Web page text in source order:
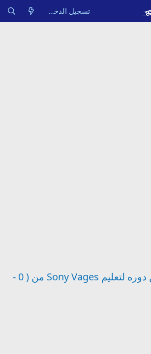
تسجيل الدخول
ألدرس ألأول من دوره لتعليم Sony Vages من ( 0 -